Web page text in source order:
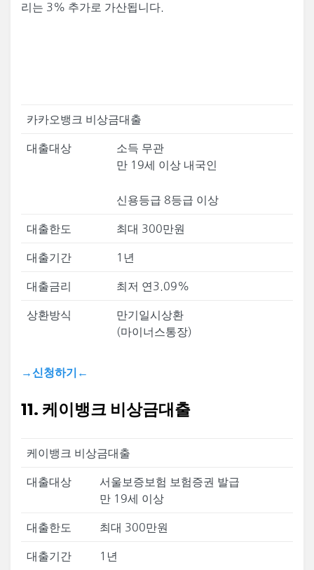
리는 3% 추가로 가산됩니다.
카카오뱅크 비상금대출
대출대상
소득 무관
만 19세 이상 내국인
신용등급 8등급 이상
대출한도 최대 300만원
대출기간 1년
대출금리 최저 연3.09%
상환방식
만기일시상환
(마이너스통장)
→신청하기←
11. 케이뱅크 비상금대출
케이뱅크 비상금대출
대출대상
서울보증보험 보험증권 발급
만 19세 이상
대출한도 최대 300만원
대출기간 1년